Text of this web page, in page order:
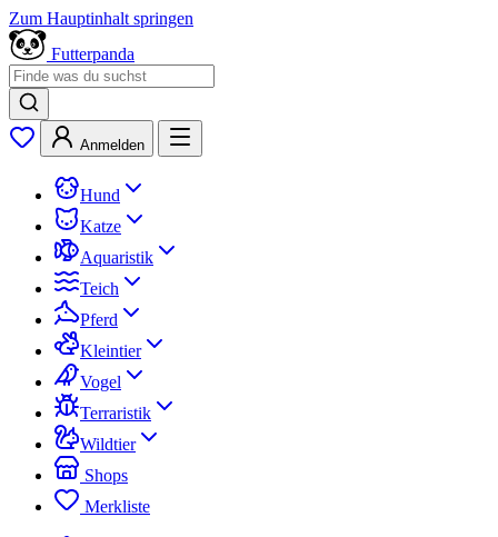
Zum Hauptinhalt springen
Futterpanda
Anmelden
Hund
Katze
Aquaristik
Teich
Pferd
Kleintier
Vogel
Terraristik
Wildtier
Shops
Merkliste